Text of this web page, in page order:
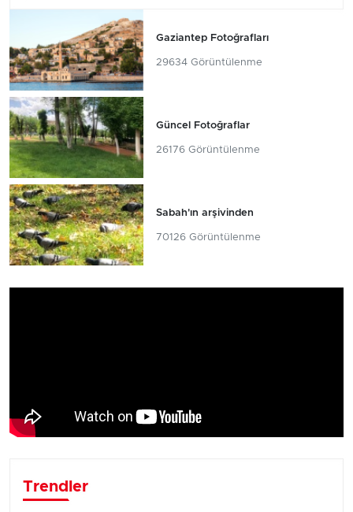
Gaziantep Fotoğrafları
29634 Görüntülenme
Güncel Fotoğraflar
26176 Görüntülenme
Sabah'ın arşivinden
70126 Görüntülenme
Trendler